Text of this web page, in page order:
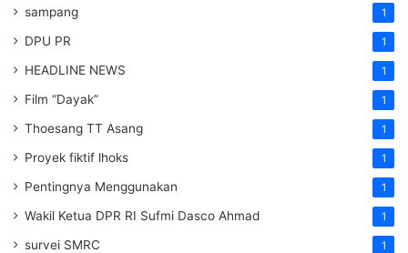
sampang 1
DPU PR 1
HEADLINE NEWS 1
Film “Dayak” 1
Thoesang TT Asang 1
Proyek fiktif lhoks 1
Pentingnya Menggunakan 1
Wakil Ketua DPR RI Sufmi Dasco Ahmad 1
survei SMRC 1